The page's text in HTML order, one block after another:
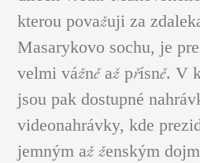
OBRAZY A
kterou považuji za
Masarykovo sochu, je
velmi vážně až přísně. V
jsou pak dostupné
videonahrávky, kde
jemným až ženským